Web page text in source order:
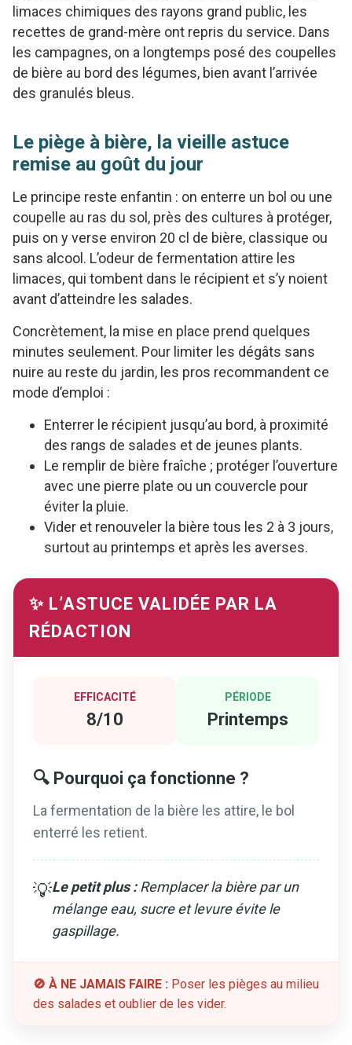
limaces chimiques des rayons grand public, les
recettes de grand-mère ont repris du service. Dans
les campagnes, on a longtemps posé des coupelles
de bière au bord des légumes, bien avant l’arrivée
des granulés bleus.
Le piège à bière, la vieille astuce
remise au goût du jour
Le principe reste enfantin : on enterre un bol ou une
coupelle au ras du sol, près des cultures à protéger,
puis on y verse environ 20 cl de bière, classique ou
sans alcool. L’odeur de fermentation attire les
limaces, qui tombent dans le récipient et s’y noient
avant d’atteindre les salades.
Concrètement, la mise en place prend quelques
minutes seulement. Pour limiter les dégâts sans
nuire au reste du jardin, les pros recommandent ce
mode d’emploi :
Enterrer le récipient jusqu’au bord, à proximité
des rangs de salades et de jeunes plants.
Le remplir de bière fraîche ; protéger l’ouverture
avec une pierre plate ou un couvercle pour
éviter la pluie.
Vider et renouveler la bière tous les 2 à 3 jours,
surtout au printemps et après les averses.
✨ L’ASTUCE VALIDÉE PAR LA
RÉDACTION
EFFICACITÉ
8/10
PÉRIODE
Printemps
🔍 Pourquoi ça fonctionne ?
La fermentation de la bière les attire, le bol
enterré les retient.
💡Le petit plus :Remplacer la bière par un
mélange eau, sucre et levure évite le
gaspillage.
🚫 À NE JAMAIS FAIRE : Poser les pièges au milieu
des salades et oublier de les vider.